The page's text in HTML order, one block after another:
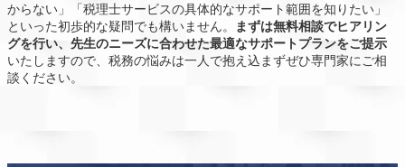
からない」「税理士サービスの具体的なサポート範囲を知りたい」
といった初歩的な疑問でも構いません。
まずは無料相談でヒアリン
グを行い、先生のニーズに合わせた最適なサポートプランをご提示
いたしますので、税務の悩みは一人で抱え込まずぜひ専門家にご相
談ください。